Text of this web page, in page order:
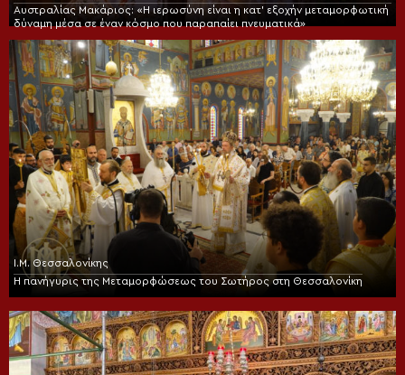
Αυστραλίας Μακάριος: «Η ιερωσύνη είναι η κατ’ εξοχήν μεταμορφωτική
δύναμη μέσα σε έναν κόσμο που παραπαίει πνευματικά»
Ι.Μ. Θεσσαλονίκης
Η πανήγυρις της Μεταμορφώσεως του Σωτήρος στη Θεσσαλονίκη